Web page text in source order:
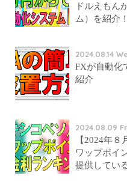
ドルえもん
ム）を紹介
2024.08.14
FXが自動化
紹介
2024.08.09
【2024年
ワップポイ
提供してい